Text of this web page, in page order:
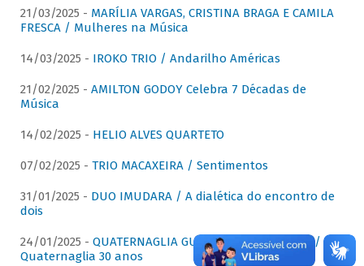
21/03/2025 - MARÍLIA VARGAS, CRISTINA BRAGA E CAMILA
FRESCA / Mulheres na Música
14/03/2025 - IROKO TRIO / Andarilho Américas
21/02/2025 - AMILTON GODOY Celebra 7 Décadas de
Música
14/02/2025 - HELIO ALVES QUARTETO
07/02/2025 - TRIO MACAXEIRA / Sentimentos
31/01/2025 - DUO IMUDARA / A dialética do encontro de
dois
24/01/2025 - QUATERNAGLIA GUITAR QUARTET (QGQ) /
Quaternaglia 30 anos